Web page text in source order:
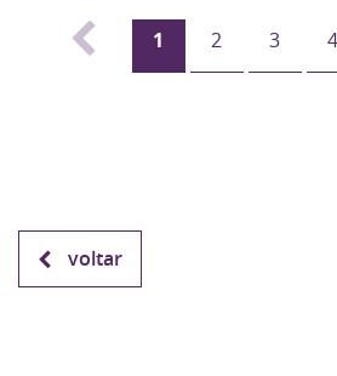
1 2 3 4
voltar